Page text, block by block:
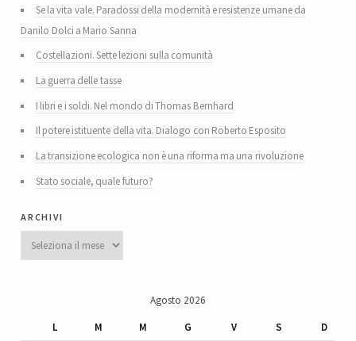
Se la vita vale. Paradossi della modernità e resistenze umane da
Danilo Dolci a Mario Sanna
Costellazioni. Sette lezioni sulla comunità
La guerra delle tasse
I libri e i soldi. Nel mondo di Thomas Bernhard
Il potere istituente della vita. Dialogo con Roberto Esposito
La transizione ecologica non è una riforma ma una rivoluzione
Stato sociale, quale futuro?
archivi
Archivi
Agosto 2026
L
M M G V S D